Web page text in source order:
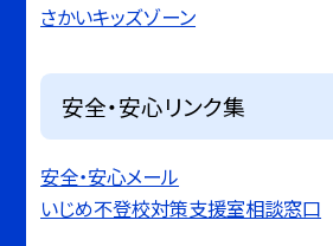
さかいキッズゾーン
安全・安心リンク集
安全・安心メール
いじめ不登校対策支援室相談窓口